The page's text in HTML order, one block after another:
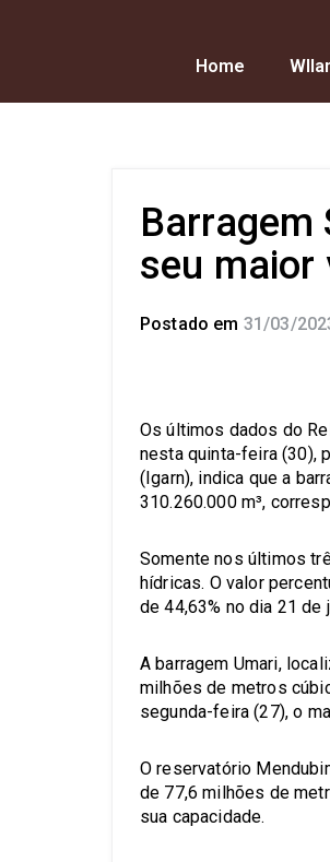
Home
Barragem
seu maior
Postado em 31/03/
Os últimos dados do
nesta quinta-feira (30),
(Igarn), indica que a
310.260.000 m³,
Somente nos últimos
hídricas. O valor
de 44,63% no dia 21 de
A barragem Umari,
milhões de metros
segunda-feira (27), o
O reservatório
de 77,6 milhões de
sua capacidade.